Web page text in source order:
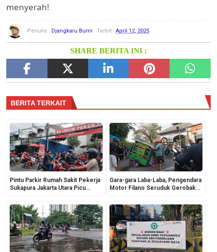
menyerah!
Penulis : Djangkaru Bumi Terbit :April 12, 2025
SHARE BERITA INI :
BERITA TERKAIT
Pintu Parkir Rumah Sakit Pekerja
Sukapura Jakarta Utara Picu
Gara-gara Laba-Laba, Pengendara
Motor Filano Seruduk Gerobak
Sukapura, Sempat Alot Minta
Ganti Rugi Rp2 juta